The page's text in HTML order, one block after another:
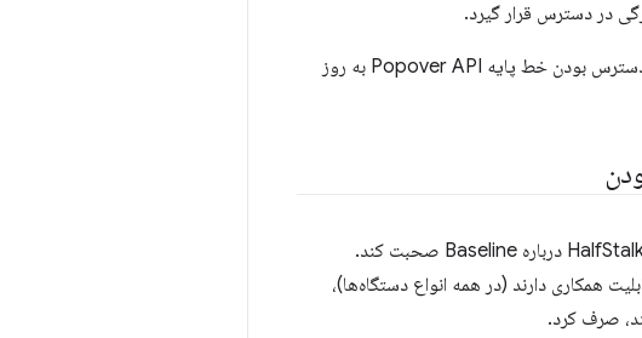
- تاریخ جدید در دسترس بودن خط پایه Popover API به روز
اخیرا، Mariko Kosaka متعلق به Chrome DevRel به فینیکس، آریزونا سفر کرد تا در کنفرانس HalfStalk درباره Baseline صحبت کند.
همکاری دارند (در همه انواع دستگاه‌ها)،